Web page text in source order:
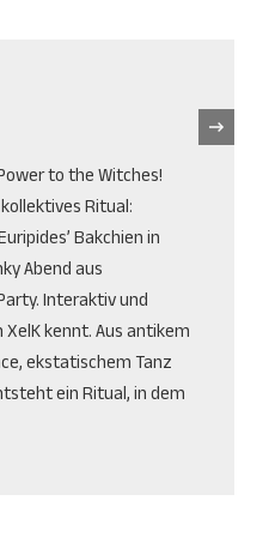
to the Witches!
Ritual:
Bakchien in
Abend aus
Interaktiv und
kennt. Aus antikem
ekstatischem Tanz
ein Ritual, in dem